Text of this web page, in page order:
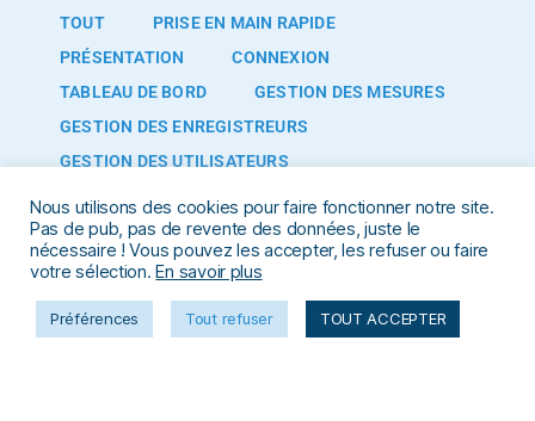
TOUT
PRISE EN MAIN RAPIDE
PRÉSENTATION
CONNEXION
TABLEAU DE BORD
GESTION DES MESURES
GESTION DES ENREGISTREURS
GESTION DES UTILISATEURS
GESTION DES ORGANISATIONS
INSTALLATION DU MATÉRIEL
Nous utilisons des cookies pour faire fonctionner notre site.
Pas de pub, pas de revente des données, juste le
nécessaire ! Vous pouvez les accepter, les refuser ou faire
votre sélection.En savoir plus
Préférences Tout refuser TOUT ACCEPTER